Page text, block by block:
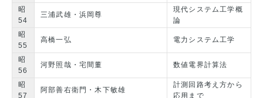
昭
54
三浦武雄・浜岡尊
現代システム工学概
論
昭
55
高橋一弘 電力システム工学
昭
56
河野照哉・宅間董 数値電界計算法
昭
57
阿部善右衛門・木下敏雄
計測回路考え方から
応用まで